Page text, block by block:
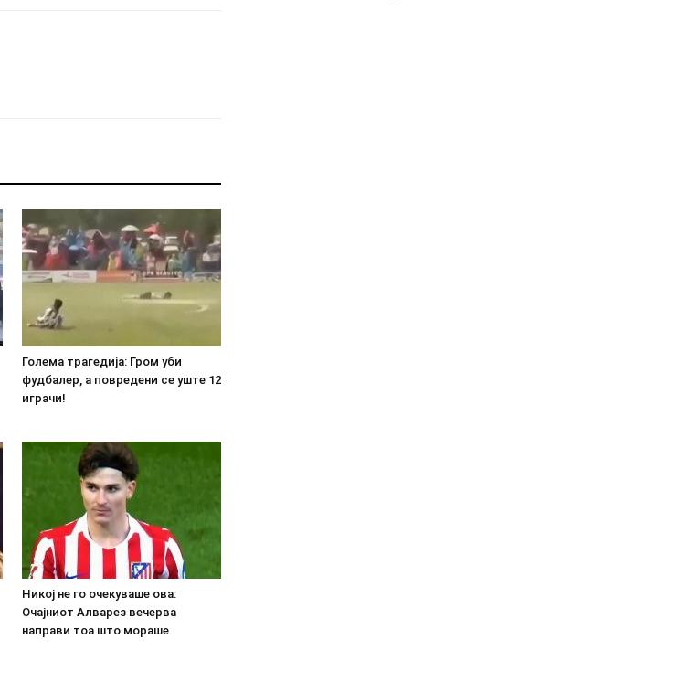
Голема трагедија: Гром уби
фудбалер, а повредени се уште 12
играчи!
Никој не го очекуваше ова:
Очајниот Алварез вечерва
направи тоа што мораше